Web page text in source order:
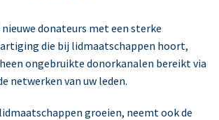
donateurs met een sterke
die bij lidmaatschappen hoort,
ongebruikte donorkanalen bereikt via
netwerken van uw leden.
groeien, neemt ook de